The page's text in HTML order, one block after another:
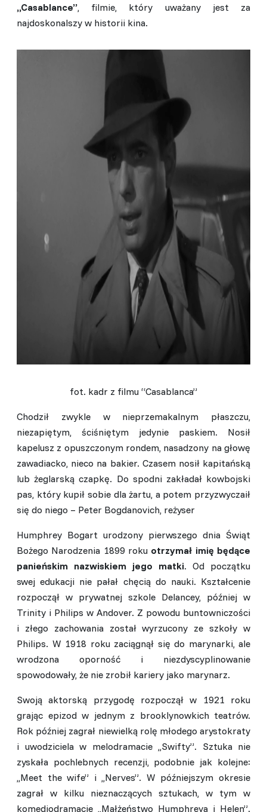
,,Casablance”, filmie, który uważany jest za
najdoskonalszy w historii kina.
fot. kadr z filmu “Casablanca”
Chodził zwykle w nieprzemakalnym płaszczu,
niezapiętym, ściśniętym jedynie paskiem. Nosił
kapelusz z opuszczonym rondem, nasadzony na głowę
zawadiacko, nieco na bakier. Czasem nosił kapitańską
lub żeglarską czapkę. Do spodni zakładał kowbojski
pas, który kupił sobie dla żartu, a potem przyzwyczaił
się do niego – Peter Bogdanovich, reżyser
Humphrey Bogart urodzony pierwszego dnia Świąt
Bożego Narodzenia 1899 roku otrzymał imię będące
panieńskim nazwiskiem jego matki. Od początku
swej edukacji nie pałał chęcią do nauki. Kształcenie
rozpoczął w prywatnej szkole Delancey, później w
Trinity i Philips w Andover. Z powodu buntowniczości
i złego zachowania został wyrzucony ze szkoły w
Philips. W 1918 roku zaciągnął się do marynarki, ale
wrodzona oporność i niezdyscyplinowanie
spowodowały, że nie zrobił kariery jako marynarz.
Swoją aktorską przygodę rozpoczął w 1921 roku
grając epizod w jednym z brooklynowkich teatrów.
Rok później zagrał niewielką rolę młodego arystokraty
i uwodziciela w melodramacie ,,Swifty”. Sztuka nie
zyskała pochlebnych recenzji, podobnie jak kolejne:
,,Meet the wife” i ,,Nerves”. W późniejszym okresie
zagrał w kilku nieznaczących sztukach, w tym w
komediodramacie ,,Małżeństwo Humphreya i Helen”.